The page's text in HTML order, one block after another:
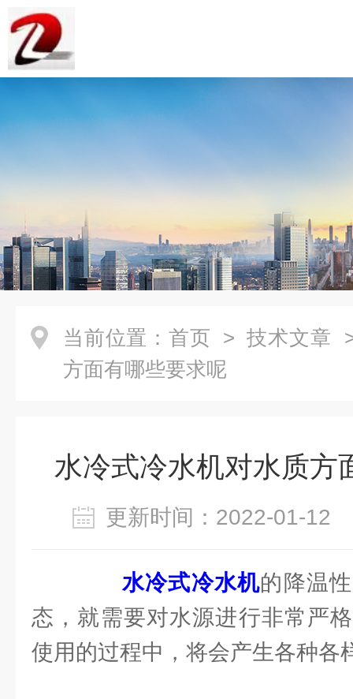
当前位置： 首页 > 技术文章
方面有哪些要求呢
水冷式冷水机对水质方
更新时间：2022-01-
水冷式冷水机的降温
态，就需要对水源进行非常严
使用的过程中，将会产生各种各